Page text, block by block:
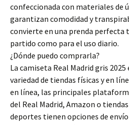
confeccionada con materiales de
garantizan comodidad y
convierte en una prenda perfecta
partido como para el uso diario.
¿Dónde puedo comprarla?
La camiseta Real Madrid gris
variedad de tiendas físicas y en
en línea, las principales
del Real Madrid, Amazon o
deportes tienen opciones de